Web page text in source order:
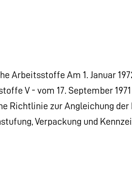
Arbeitsstoffe Am 1. Januar
V - vom 17. September 1971
Richtlinie zur Angleichung der
Verpackung und